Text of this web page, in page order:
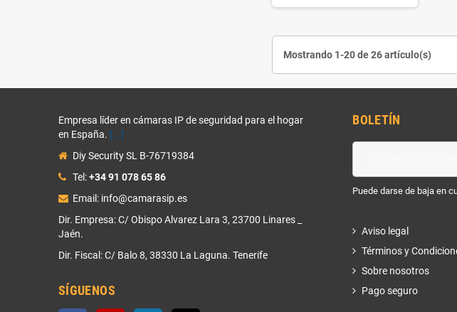
Mostrando 1-20 de 26 artículo(s)
Empresa líder en cámaras IP de seguridad para el hogar
en España. [...]
Diy Security SL B-76719384
Tel:+34 91 078 65 86
Email: info@camarasip.es
Dir. Empresa: C/ Obispo Alvarez Lara 3, 23700 Linares _
Jaén.
Dir. Fiscal: C/ Balo 8, 38330 La Laguna. Tenerife
SÍGUENOS
BOLETÍN
Puede darse de baja en
Aviso legal
Términos y
Sobre nosotros
Pago seguro